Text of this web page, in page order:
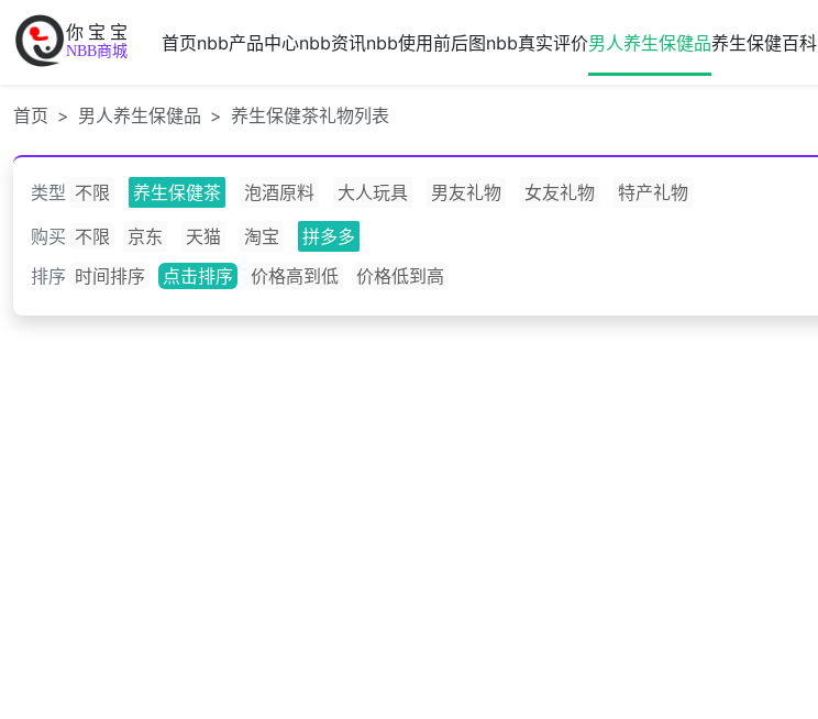
你宝宝
NBB商城 首页nbb产品中心nbb资讯nbb使用前后图nbb真实评价男人养生保健品养生保健百科
首页 男人养生保健品 养生保健茶礼物列表
类型 不限 养生保健茶 泡酒原料 大人玩具 男友礼物 女友礼物
特产礼物
购买 不限 京东 天猫 淘宝
拼多多
排序 时间排序 点击排序 价格高到低 价格低到高